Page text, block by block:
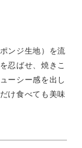
ンジ生地）を流
忍ばせ、焼きこ
ーシー感を出し
け食べても美味